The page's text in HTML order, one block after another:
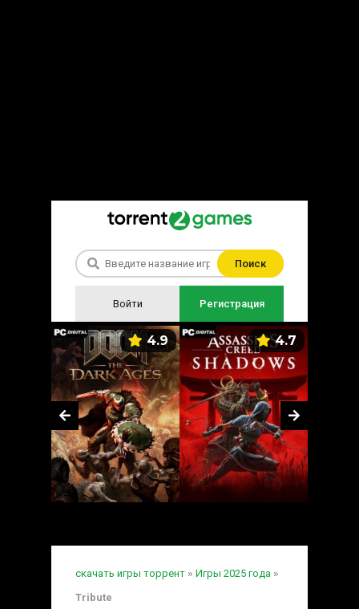
Поиск
Войти Регистрация
4.9 4.7
скачать игры торрент » Игры 2025 года »
Tribute